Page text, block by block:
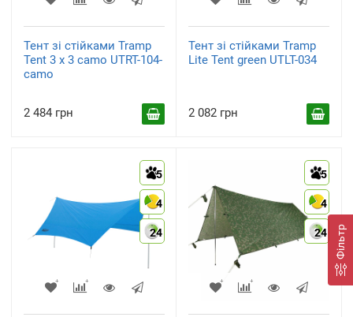
Фільтр
Тент зі стійками Tramp
Tent 3 х 3 camo UTRT-104-
camo
2 484 грн
Тент зі стійками Tramp
Lite Tent green UTLT-034
2 082 грн
5
4
24
5
4
24